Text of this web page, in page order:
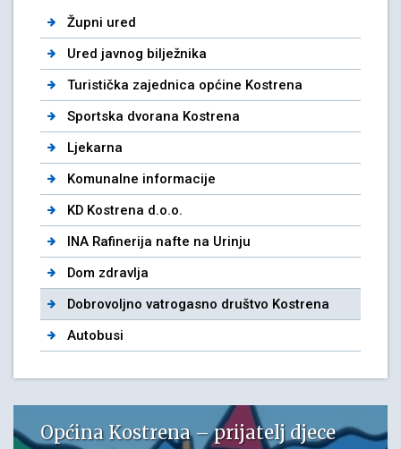
Župni ured
Ured javnog bilježnika
Turistička zajednica općine Kostrena
Sportska dvorana Kostrena
Ljekarna
Komunalne informacije
KD Kostrena d.o.o.
INA Rafinerija nafte na Urinju
Dom zdravlja
Dobrovoljno vatrogasno društvo Kostrena
Autobusi
Općina Kostrena – prijatelj djece